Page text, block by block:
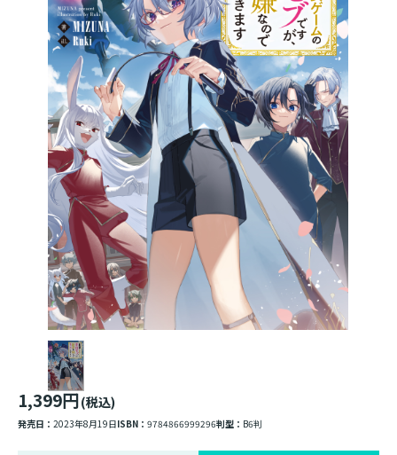
1,399円(税込)
発売日： 2023年8月19日ISBN： 9784866999296判型： B6判